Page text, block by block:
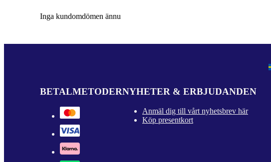
Inga kundomdömen ännu
BETALMETODERNYHETER & ERBJUDANDEN
Anmäl dig till vårt nyhetsbrev här
Köp presentkort